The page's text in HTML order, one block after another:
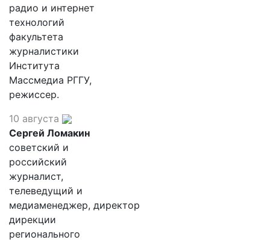
радио и интернет
технологий
факультета
журналистики
Института
Массмедиа РГГУ,
режиссер.
10 августа
Сергей Ломакин
советский и
российский
журналист,
телеведущий и
медиаменеджер, директор
дирекции
регионального